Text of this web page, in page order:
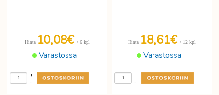
Varastossa
Hinta 10,08€ / 6 kpl
-
+
Varastossa
Hinta 18,61€ / 12 kpl
-
+